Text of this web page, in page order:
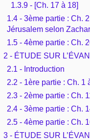
1.3.9 - [Ch. 17 à 18]
1.4 - 3ème partie : Ch.
Jérusalem selon
1.5 - 4ème partie : Ch.
2 - ÉTUDE SUR
2.1 - Introduction
2.2 - 1ère partie : Ch. 1
2.3 - 2ème partie : Ch.
2.4 - 3ème partie : Ch.
2.5 - 4ème partie : Ch.
3 - ÉTUDE SUR